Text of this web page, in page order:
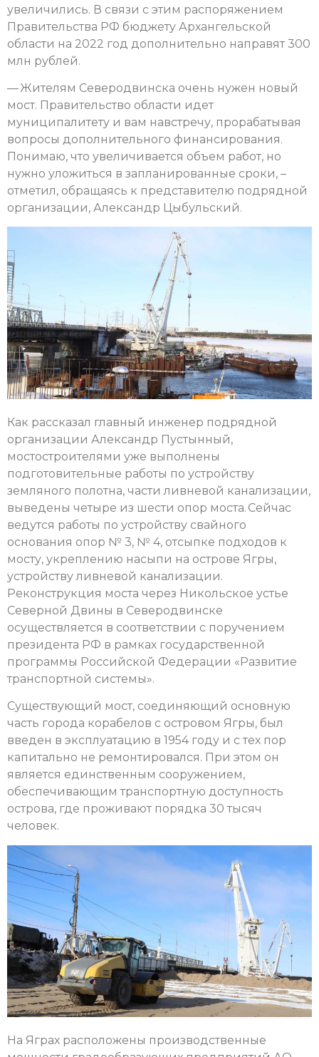
увеличились. В связи с этим распоряжением
Правительства РФ бюджету Архангельской
области на 2022 год дополнительно направят 300
млн рублей.
— Жителям Северодвинска очень нужен новый
мост. Правительство области идет
муниципалитету и вам навстречу, прорабатывая
вопросы дополнительного финансирования.
Понимаю, что увеличивается объем работ, но
нужно уложиться в запланированные сроки, –
отметил, обращаясь к представителю подрядной
организации, Александр Цыбульский.
Как рассказал главный инженер подрядной
организации Александр Пустынный,
мостостроителями уже выполнены
подготовительные работы по устройству
земляного полотна, части ливневой канализации,
выведены четыре из шести опор моста. Сейчас
ведутся работы по устройству свайного
основания опор № 3, № 4, отсыпке подходов к
мосту, укреплению насыпи на острове Ягры,
устройству ливневой канализации.
Реконструкция моста через Никольское устье
Северной Двины в Северодвинске
осуществляется в соответствии с поручением
президента РФ в рамках государственной
программы Российской Федерации «Развитие
транспортной системы».
Существующий мост, соединяющий основную
часть города корабелов с островом Ягры, был
введен в эксплуатацию в 1954 году и с тех пор
капитально не ремонтировался. При этом он
является единственным сооружением,
обеспечивающим транспортную доступность
острова, где проживают порядка 30 тысяч
человек.
На Яграх расположены производственные